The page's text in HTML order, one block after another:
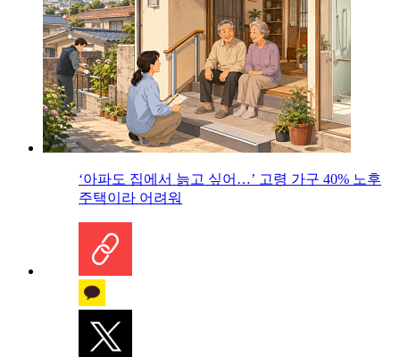
‘아파도 집에서 늙고 싶어…’ 고령 가구 40% 노후
주택이라 어려워